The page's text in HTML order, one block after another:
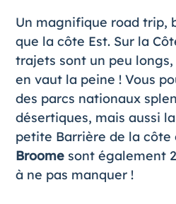
Un magnifique road trip,
que la côte Est. Sur la
trajets sont un peu longs,
en vaut la peine ! Vous
des parcs nationaux
désertiques, mais aussi la
petite Barrière de la côte
Broomesont également
à ne pas manquer !